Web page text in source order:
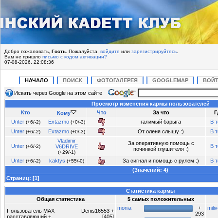
Добро пожаловать, Гость . Пожалуйста, войдите или зарегистрируйтесь
Вам не пришло письмо с кодом активации?
07-08-2026, 22:08:36
НАЧАЛО ПОИСК ФОТОГАЛЕРЕЯ GOOGLEMAP
Искать через Google на этом сайте
Просмотр изменения кармы пользователей
Кто
Кому Что За что
Unter (+6/-2) Extazmo (+0/-3) галимый барыга
В
Unter (+6/-2) Extazmo (+0/-3) От оленя слышу :) В
Unter (+6/-2)
Vladimir
V6DRIVE
(+29/-1)
За оперативную помощь с
починкой глушителя :)
В
Unter (+6/-2) kaktys (+55/-0) За сигнал и помощь с рулем :)
В
(Значений: 4)
Страниц: [1]
Статистика кармы
Общая статистика
5 самых положительных
Пользователь MAX
расставляющий +
Denis16553 +
[405]
monia
+
293